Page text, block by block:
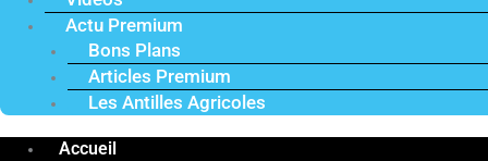
Actu Premium
Bons Plans
Articles Premium
Les Antilles Agricoles
Accueil